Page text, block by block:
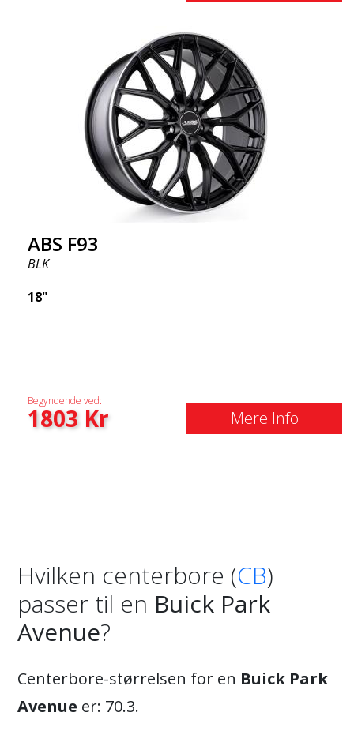
ABS F93
BLK
18"
Begyndende ved:
1803Kr Mere Info
Hvilken centerbore (CB)
passer til en Buick Park
Avenue?
Centerbore-størrelsen for en Buick Park
Avenue er: 70.3.